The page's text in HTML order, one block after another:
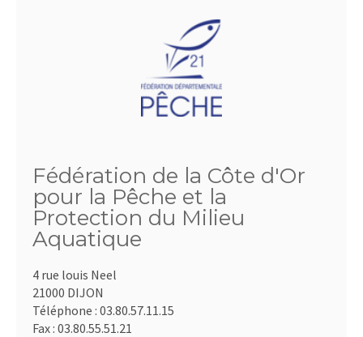
Fédération de la Côte d'Or
pour la Pêche et la
Protection du Milieu
Aquatique
4 rue louis Neel
21000 DIJON
Téléphone : 03.80.57.11.15
Fax : 03.80.55.51.21